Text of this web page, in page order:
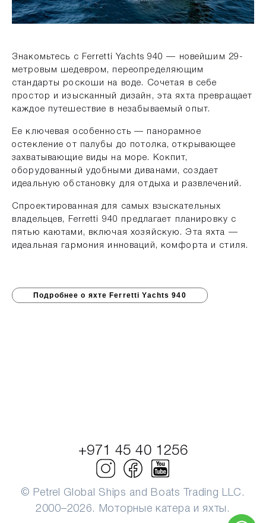
Знакомьтесь с Ferretti Yachts 940 — новейшим 29-
метровым шедевром, переопределяющим
стандарты роскоши на воде. Сочетая в себе
простор и изысканный дизайн, эта яхта превращает
каждое путешествие в незабываемый опыт.
Ее ключевая особенность — панорамное
остекление от палубы до потолка, открывающее
захватывающие виды на море. Кокпит,
оборудованный удобными диванами, создает
идеальную обстановку для отдыха и развлечений.
Спроектированная для самых взыскательных
владельцев, Ferretti 940 предлагает планировку с
пятью каютами, включая хозяйскую. Эта яхта —
идеальная гармония инноваций, комфорта и стиля.
Подробнее о яхте Ferretti Yachts 940
© Petrel Global Ships and Boats Trading LLC.
2000–2026. Моторные катера и яхты.
+971 45 40 1256